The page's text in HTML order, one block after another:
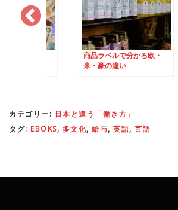
商品ラベルで分かる欧・
米・豪の違い
カテゴリー: 日本と違う「働き方」
タグ: EBOKS, 多文化, 給与, 英語, 言語